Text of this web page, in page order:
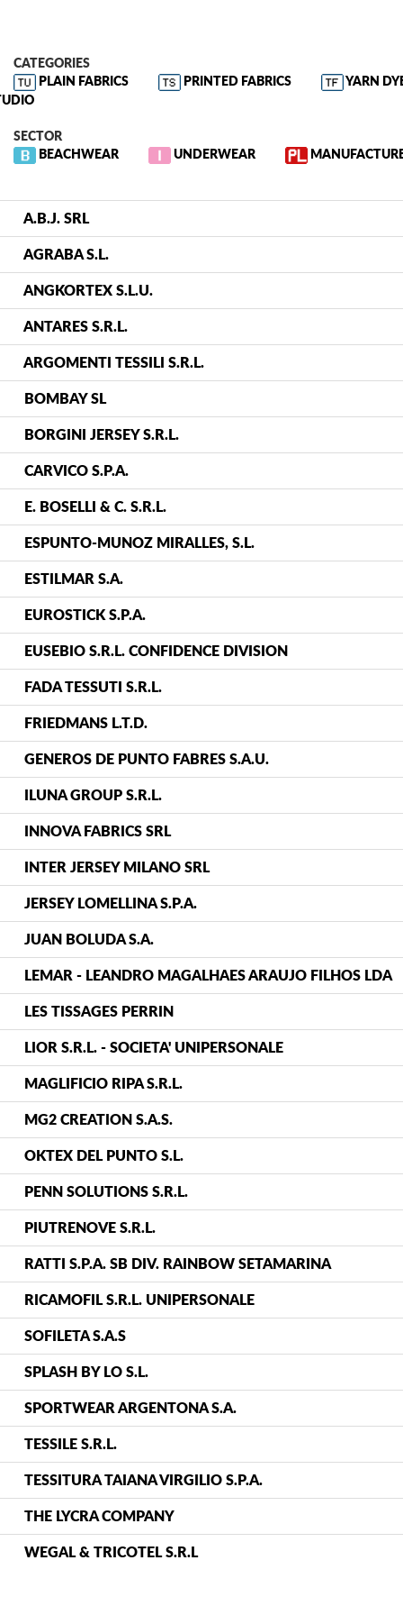
CATEGORIES
PLAIN FABRICS
PRINTED FABRICS
YARN
SECTOR
BEACHWEAR
UNDERWEAR
A.B.J. SRL
AGRABA S.L.
ANGKORTEX S.L.U.
ANTARES S.R.L.
ARGOMENTI TESSILI S.R.L.
BOMBAY SL
BORGINI JERSEY S.R.L.
CARVICO S.P.A.
E. BOSELLI & C. S.R.L.
ESPUNTO-MUNOZ MIRALLES, S.L.
ESTILMAR S.A.
EUROSTICK S.P.A.
EUSEBIO S.R.L. CONFIDENCE DIVISION
FADA TESSUTI S.R.L.
FRIEDMANS L.T.D.
GENEROS DE PUNTO FABRES S.A.U.
ILUNA GROUP S.R.L.
INNOVA FABRICS SRL
INTER JERSEY MILANO SRL
JERSEY LOMELLINA S.P.A.
JUAN BOLUDA S.A.
LEMAR - LEANDRO MAGALHAES ARAUJO FILHOS LDA
LES TISSAGES PERRIN
LIOR S.R.L. - SOCIETA' UNIPERSONALE
MAGLIFICIO RIPA S.R.L.
MG2 CREATION S.A.S.
OKTEX DEL PUNTO S.L.
PENN SOLUTIONS S.R.L.
PIUTRENOVE S.R.L.
RATTI S.P.A. SB DIV. RAINBOW SETAMARINA
RICAMOFIL S.R.L. UNIPERSONALE
SOFILETA S.A.S
SPLASH BY LO S.L.
SPORTWEAR ARGENTONA S.A.
TESSILE S.R.L.
TESSITURA TAIANA VIRGILIO S.P.A.
THE LYCRA COMPANY
WEGAL & TRICOTEL S.R.L